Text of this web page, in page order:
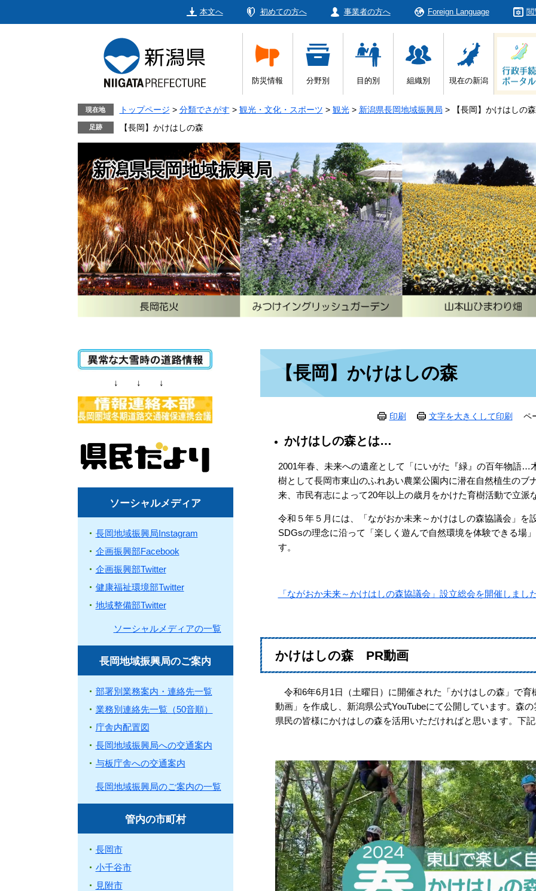
本文へ 初めての方へ 事業者の方へ Foreign Language 閲
防災情報 分野別 目的別 組織別 現在の新潟
現在地 トップページ > 分類でさがす > 観光・文化・スポーツ > 観光 > 新潟県長岡地域振興局 >
【長岡】かけはしの森
【長岡】かけはしの森
新潟県長岡地域振興局
【長岡】かけはしの森
印刷 文字を大きくして印刷 ペ
かけはしの森とは…
2001年春、未来への遺産として「にいがた『緑』の百年物語…
樹として長岡市東山のふれあい農業公園内に潜在自然植生のブ
来、市民有志によって20年以上の歳月をかけた育樹活動で立派
令和５年５月には、「ながおか未来～かけはしの森協議会」を
SDGsの理念に沿って「楽しく遊んで自然環境を体験できる場
す。
「ながおか未来～かけはしの森協議会」設立総会を開催しまし
かけはしの森 PR動画
令和6年6月1日（土曜日）に開催された「かけはしの森」で
動画」を作成し、新潟県公式YouTubeにて公開しています。森
県民の皆様にかけはしの森を活用いただければと思います。下
↓ ↓ ↓
ソーシャルメディア
長岡地域振興局Instagram
企画振興部Facebook
企画振興部Twitter
健康福祉環境部Twitter
地域整備部Twitter
ソーシャルメディアの一覧
長岡地域振興局のご案内
部署別業務案内・連絡先一覧
業務別連絡先一覧（50音順）
庁舎内配置図
長岡地域振興局への交通案内
与板庁舎への交通案内
長岡地域振興局のご案内の一覧
管内の市町村
長岡市
小千谷市
見附市